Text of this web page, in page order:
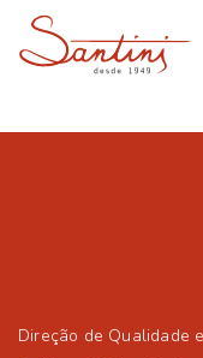
Direção de Qualidade